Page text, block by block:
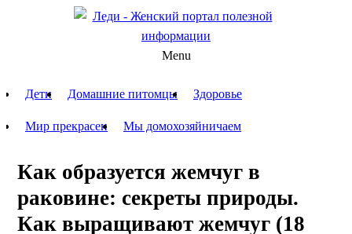
Menu
Дети Домашние питомцы Здоровье
Мир прекрасен Мы домохозяйничаем
Как образуется жемчуг в
раковине: секреты природы.
Как выращивают жемчуг (18